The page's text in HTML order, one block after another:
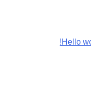
Hello